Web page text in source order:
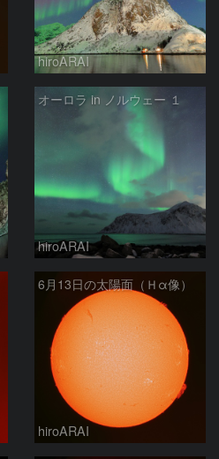
hiroARAI
オーロラ in ノルウェー １
hiroARAI
6月13日の太陽面（Ｈα像）
hiroARAI